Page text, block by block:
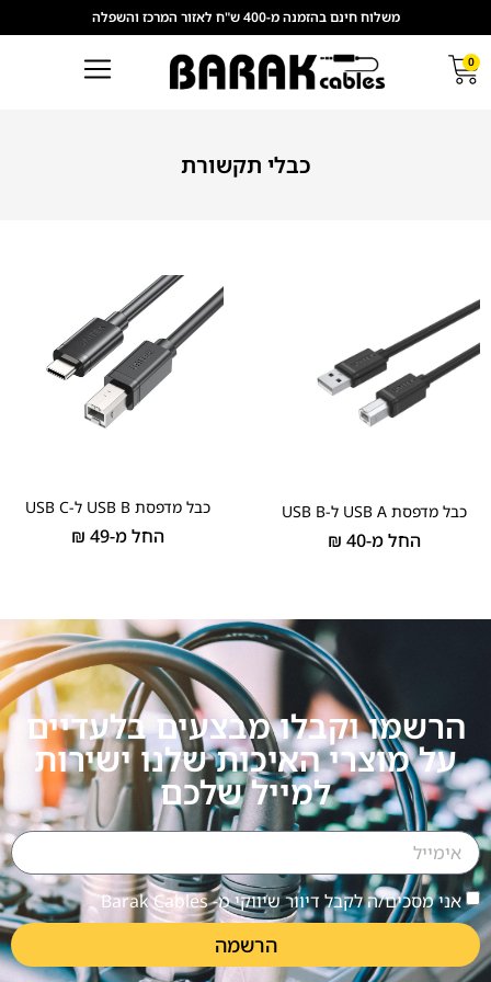
משלוח חינם בהזמנה מ-400 ש"ח לאזור המרכז והשפלה
0
כבלי תקשורת
כבל מדפסת USB A ל-USB B
החל מ-40
₪
כבל מדפסת USB B ל-USB C
החל מ-49
₪
הרשמו וקבלו מבצעים בלעדיים
על מוצרי האיכות שלנו ישירות
למייל שלכם
אני מסכים/ה לקבל דיוור שיווקי מ- Barak Cables
הרשמה